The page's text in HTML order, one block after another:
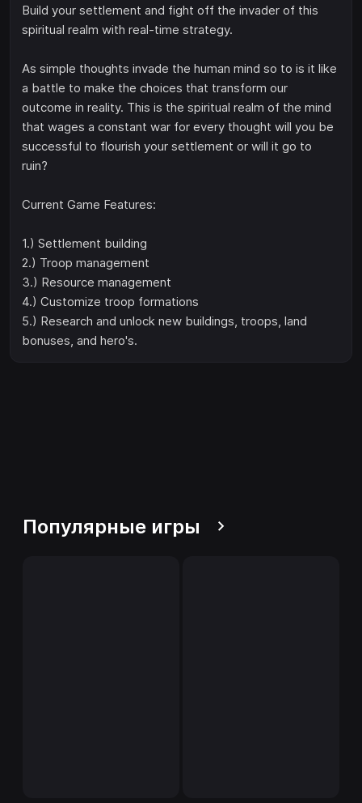
Build your settlement and fight off the invader of this
spiritual realm with real-time strategy.
As simple thoughts invade the human mind so to is it like
a battle to make the choices that transform our
outcome in reality. This is the spiritual realm of the mind
that wages a constant war for every thought will you be
successful to flourish your settlement or will it go to
ruin?
Current Game Features:
1.) Settlement building
2.) Troop management
3.) Resource management
4.) Customize troop formations
5.) Research and unlock new buildings, troops, land
bonuses, and hero's.
Популярные игры